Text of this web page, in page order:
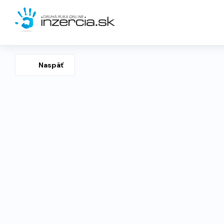
Naspäť